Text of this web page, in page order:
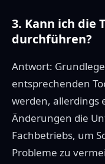
3. Kann ich die
durchführen?
Antwort:
entsprechenden
werden, allerdings
Änderungen die
Fachbetriebs, um
Probleme zu